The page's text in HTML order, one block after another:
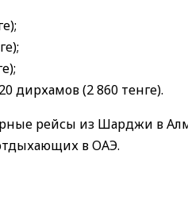
дирхамов (2 860 тенге).
рейсы из Шарджи в
в ОАЭ.